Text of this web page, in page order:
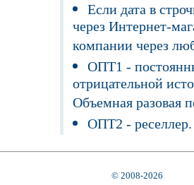
Если дата в
через Интернет-
компании через
ОПТ1 -
отрицательной
Объемная разовая
ОПТ2 -
© 2008-2026